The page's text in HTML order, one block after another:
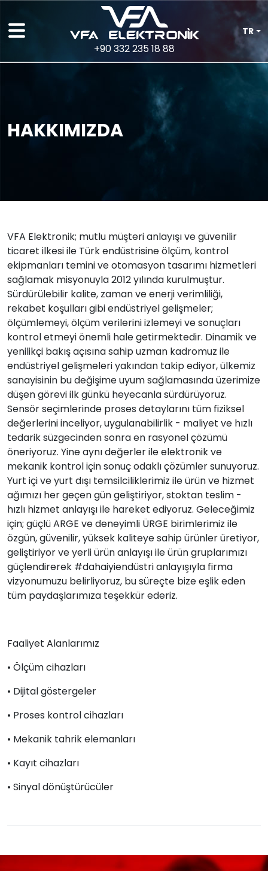
+90 332 235 18 88
TR
HAKKIMIZDA
VFA Elektronik; mutlu müşteri anlayışı ve güvenilir
ticaret ilkesi ile Türk endüstrisine ölçüm, kontrol
ekipmanları temini ve otomasyon tasarımı hizmetleri
sağlamak misyonuyla 2012 yılında kurulmuştur.
Sürdürülebilir kalite, zaman ve enerji verimliliği,
rekabet koşulları gibi endüstriyel gelişmeler;
ölçümlemeyi, ölçüm verilerini izlemeyi ve sonuçları
kontrol etmeyi önemli hale getirmektedir. Dinamik ve
yenilikçi bakış açısına sahip uzman kadromuz ile
endüstriyel gelişmeleri yakından takip ediyor, ülkemiz
sanayisinin bu değişime uyum sağlamasında üzerimize
düşen görevi ilk günkü heyecanla sürdürüyoruz.
Sensör seçimlerinde proses detaylarını tüm fiziksel
değerlerini inceliyor, uygulanabilirlik - maliyet ve hızlı
tedarik süzgecinden sonra en rasyonel çözümü
öneriyoruz. Yine aynı değerler ile elektronik ve
mekanik kontrol için sonuç odaklı çözümler sunuyoruz.
Yurt içi ve yurt dışı temsilciliklerimiz ile ürün ve hizmet
ağımızı her geçen gün geliştiriyor, stoktan teslim -
hızlı hizmet anlayışı ile hareket ediyoruz. Geleceğimiz
için; güçlü ARGE ve deneyimli ÜRGE birimlerimiz ile
özgün, güvenilir, yüksek kaliteye sahip ürünler üretiyor,
geliştiriyor ve yerli ürün anlayışı ile ürün gruplarımızı
güçlendirerek #dahaiyiendüstri anlayışıyla firma
vizyonumuzu belirliyoruz, bu süreçte bize eşlik eden
tüm paydaşlarımıza teşekkür ederiz.
Faaliyet Alanlarımız
• Ölçüm cihazları
• Dijital göstergeler
• Proses kontrol cihazları
• Mekanik tahrik elemanları
• Kayıt cihazları
• Sinyal dönüştürücüler